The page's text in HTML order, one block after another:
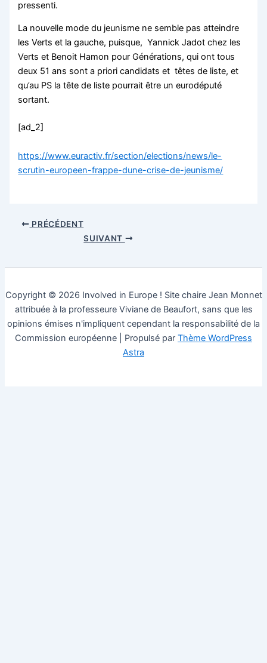
pressenti.
La nouvelle mode du jeunisme ne semble pas atteindre
les Verts et la gauche, puisque, Yannick Jadot chez les
Verts et Benoit Hamon pour Générations, qui ont tous
deux 51 ans sont a priori candidats et têtes de liste, et
qu’au PS la tête de liste pourrait être un eurodéputé
sortant.
[ad_2]
https://www.euractiv.fr/section/elections/news/le-
scrutin-europeen-frappe-dune-crise-de-jeunisme/
PRÉCÉDENT
SUIVANT
Copyright © 2026 Involved in Europe ! Site chaire Jean Monnet
attribuée à la professeure Viviane de Beaufort, sans que les
opinions émises n'impliquent cependant la responsabilité de la
Commission européenne | Propulsé par Thème WordPress
Astra